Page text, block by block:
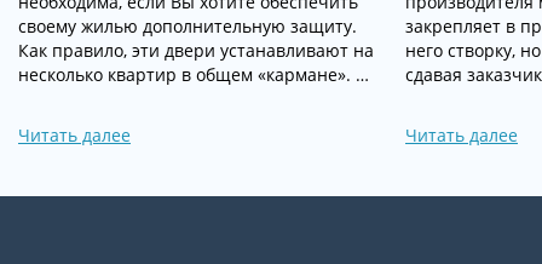
своему жилью дополнительную защиту.
Как правило, эти двери устанавливают на
несколько квартир в общем «кармане». …
Читать далее
закрепляет в
него створку,
сдавая
Читать далее